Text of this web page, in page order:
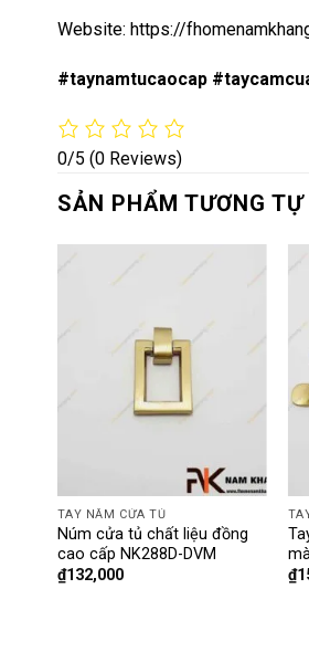
Website: https://
#taynamtucaocap
0/5 (0 Reviews)
SẢN PHẨM TƯƠNG TỰ
TAY NẮM CỬA TỦ
Núm cửa tủ chất liệu đồng
cao cấp NK288D-DVM
₫132,000
₫